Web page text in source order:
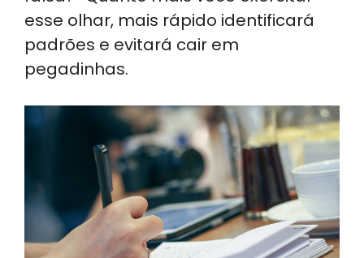
esse olhar, mais rápido identificará
padrões e evitará cair em
pegadinhas.